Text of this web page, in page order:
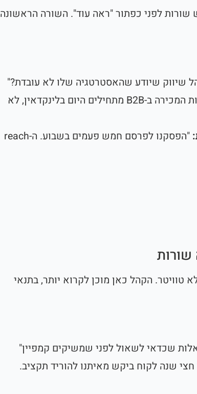
שורות לפני כפתור "ראה עוד". השורה הראשונה
שיווק שיודע שהאסטרטגיה שלו לא עובדת?"
"רוב מסעות המכירה ב-B2B מתחילים היום בלינקדאין, לא
"הפסקנו לפרסם חמש פעמים בשבוע. ה-reach
טוויטר. הקהל כאן מוכן לקרוא יותר, בתנאי
חצי שנה לקוח ביקש מאיתנו להוריד תקציב.